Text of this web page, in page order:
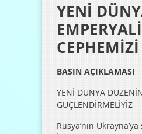
YENİ
BASIN AÇIKLAMASI
YENİ DÜNYA
GÜÇLENDİRMELİYİZ
Rusya’nın